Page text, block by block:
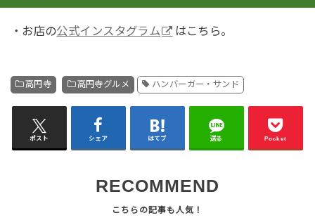
・お店の公式インスタグラム はこちら。
高円寺 高円寺グルメ ハンバーガー・サンド
ポスト シェア はてブ 送る Pocket
RECOMMEND